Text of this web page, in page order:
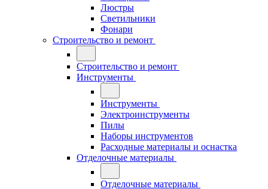
Люстры
Светильники
Фонари
Строительство и ремонт
Строительство и ремонт
Инструменты
Инструменты
Электроинструменты
Пилы
Наборы инструментов
Расходные материалы и оснастка
Отделочные материалы
Отделочные материалы